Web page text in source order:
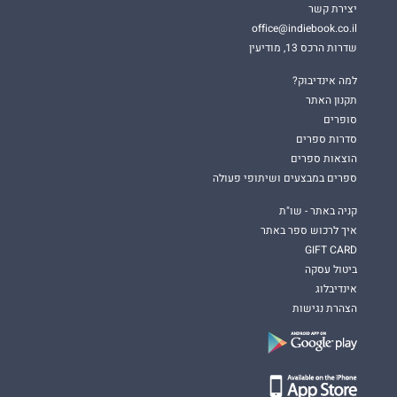
יצירת קשר
office@indiebook.co.il
שדרות הרכס 13, מודיעין
למה אינדיבוק?
תקנון האתר
סופרים
סדרות ספרים
הוצאות ספרים
ספרים במבצעים ושיתופי פעולה
קניה באתר - שו"ת
איך לרכוש ספר באתר
GIFT CARD
ביטול עסקה
אינדיבלוג
הצהרת נגישות